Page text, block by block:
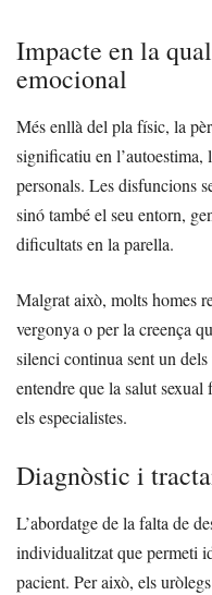
Impacte en la
emocional
Més enllà del pla físic, la
significatiu en l’autoestima,
personals. Les disfuncions
sinó també el seu entorn,
dificultats en la parella.
Malgrat això, molts homes
vergonya o per la creença
silenci continua sent un
entendre que la salut
els especialistes.
Diagnòstic i
L’abordatge de la falta de
individualitzat que permeti
pacient. Per això, els